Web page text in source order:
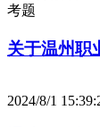
考题
关于温州职
2024/8/1